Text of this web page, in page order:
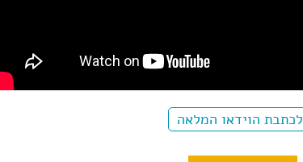
לכתבת הוידאו המלאה